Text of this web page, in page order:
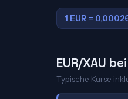
1 EUR =
EUR/XAU
Typische Kurse